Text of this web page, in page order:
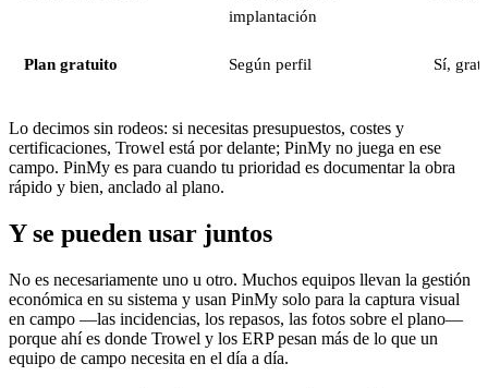
implantación
Plan gratuito Según perfil Sí,
Lo decimos sin rodeos: si necesitas presupuestos, costes y
certificaciones, Trowel está por delante; PinMy no juega en ese
campo. PinMy es para cuando tu prioridad es documentar la obra
rápido y bien, anclado al plano.
Y se pueden usar juntos
No es necesariamente uno u otro. Muchos equipos llevan la gestión
económica en su sistema y usan PinMy solo para la captura visual
en campo —las incidencias, los repasos, las fotos sobre el plano—
porque ahí es donde Trowel y los ERP pesan más de lo que un
equipo de campo necesita en el día a día.